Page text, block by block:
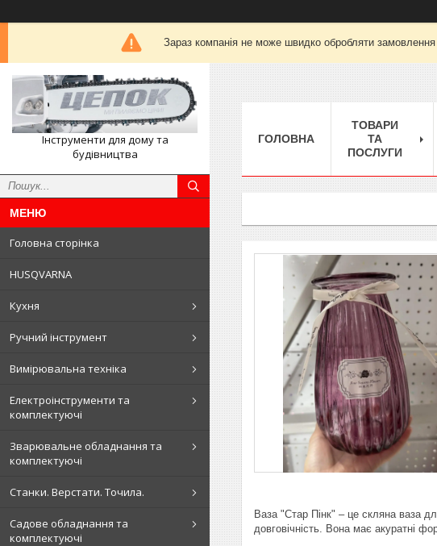
Зараз компанія не може швидко обробляти
Інструменти для дому та
будівництва
Головна сторінка
HUSQVARNA
Кухня
Ручний інструмент
Вимірювальна техніка
Електроінструменти та
комплектуючі
Зварювальне обладнання та
комплектуючі
Станки. Верстати. Точила.
Садове обладнання та
комплектуючі
ГОЛОВНА
ТОВАРИ
ТА
ПОСЛУГИ
Ваза "Стар Пінк" – це скляна ваза
довговічність. Вона має акуратні